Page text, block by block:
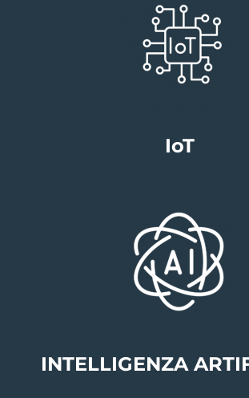
IoT
INTELLIGENZA